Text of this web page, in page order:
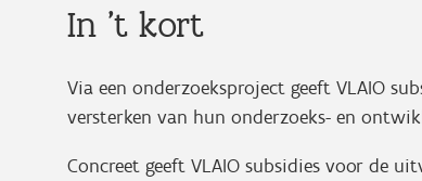
In 't kort
Via een onderzoeksproject geeft VLAIO
versterken van hun onderzoeks- en
Concreet geeft VLAIO subsidies voor de